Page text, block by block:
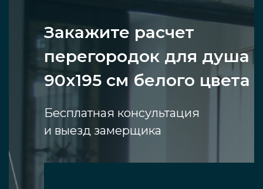
Закажите расчет
перегородок для душа
90х195 см белого цвета
Бесплатная консультация
и выезд замерщика